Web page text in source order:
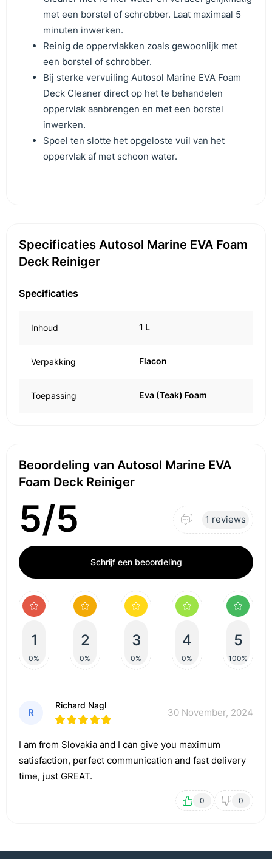
met een borstel of schrobber. Laat maximaal 5
minuten inwerken.
Reinig de oppervlakken zoals gewoonlijk met
een borstel of schrobber.
Bij sterke vervuiling Autosol Marine EVA Foam
Deck Cleaner direct op het te behandelen
oppervlak aanbrengen en met een borstel
inwerken.
Spoel ten slotte het opgeloste vuil van het
oppervlak af met schoon water.
Specificaties Autosol Marine EVA Foam
Deck Reiniger
Specificaties
Inhoud 1 L
Verpakking Flacon
Toepassing Eva (Teak) Foam
Beoordeling van Autosol Marine EVA
Foam Deck Reiniger
5/5 1 reviews
Schrijf een beoordeling
1
0%
2
0%
3
0%
4
0%
5
100%
R
Richard Nagl
30 November, 2024
I am from Slovakia and I can give you maximum
satisfaction, perfect communication and fast delivery
time, just GREAT.
0 0